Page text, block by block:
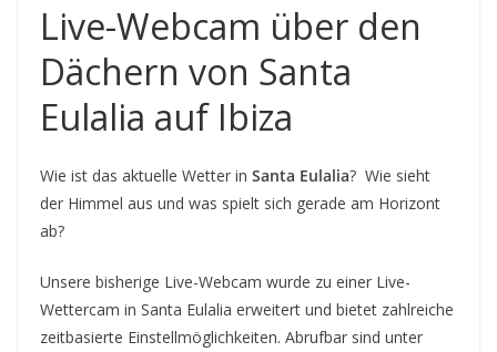
Live-Webcam über den
Dächern von Santa
Eulalia auf Ibiza
Wie ist das aktuelle Wetter in Santa Eulalia? Wie sieht
der Himmel aus und was spielt sich gerade am Horizont
ab?
Unsere bisherige Live-Webcam wurde zu einer Live-
Wettercam in Santa Eulalia erweitert und bietet zahlreiche
zeitbasierte Einstellmöglichkeiten. Abrufbar sind unter